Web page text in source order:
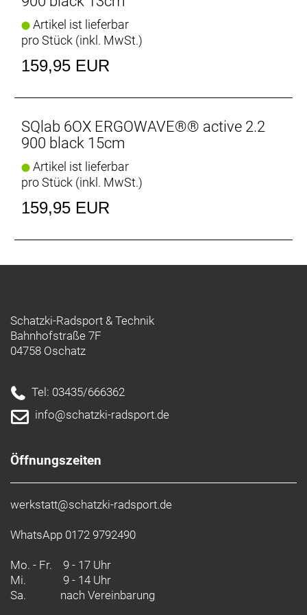
Sattel ist ideal für alle, die Komfort und
Bewegungsfreiheit schätzen, ohne auf Performance
zu verzichten.
Artikel ist lieferbar
pro Stück (inkl. MwSt.)
159,95 EUR
SQlab 6OX ERGOWAVE®® active 2.2
900 black 15cm
Artikel ist lieferbar
pro Stück (inkl. MwSt.)
159,95 EUR
Schatzki-Radsport & Technik
Bahnhofstraße 7F
04758 Oschatz
Tel: 03435/666362
info@schatzki-radsport.de
Öffnungszeiten
werkstatt@schatzki-radsport.de
WhatsApp 0172 9792490
Mo. - Fr. 9 - 17 Uhr
Mi.
9 - 14 Uhr
Sa.
nach Vereinbarung